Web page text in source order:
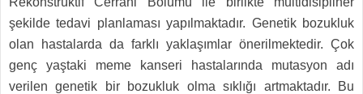
şekilde tedavi planlaması yapılmaktadır. Genetik bozukluk
olan hastalarda da farklı yaklaşımlar önerilmektedir. Çok
genç yaştaki meme kanseri hastalarında mutasyon adı
verilen genetik bir bozukluk olma sıklığı artmaktadır. Bu